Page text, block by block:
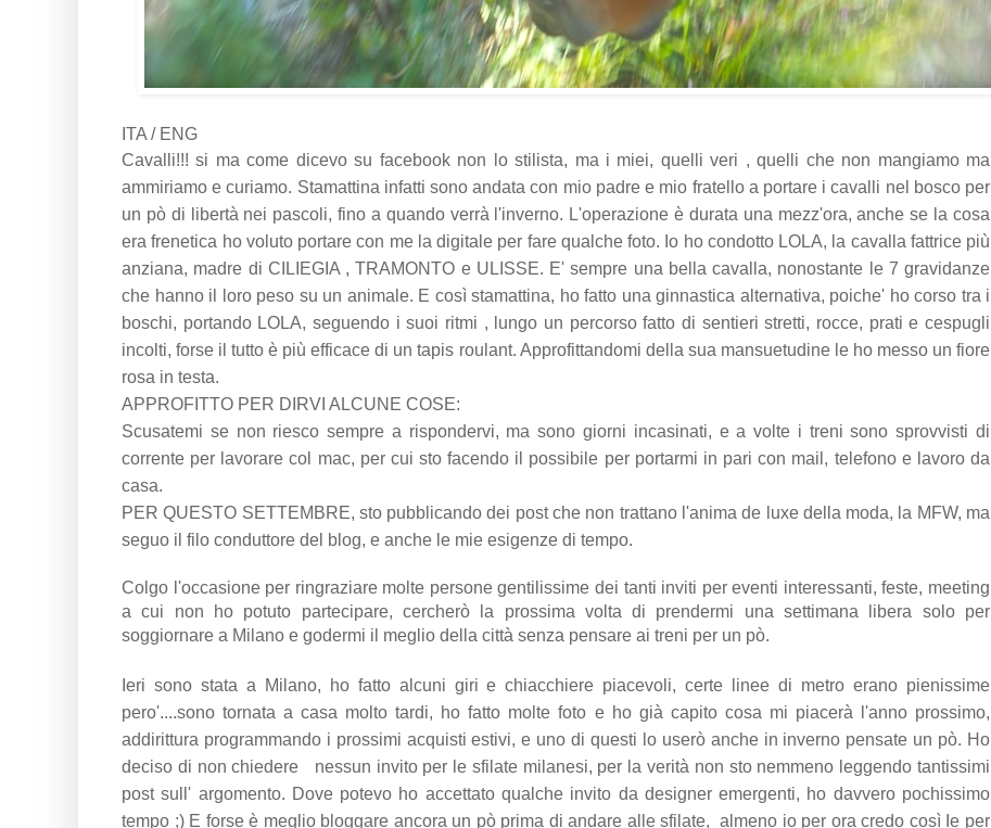
ITA / ENG
Cavalli!!! si ma come dicevo su facebook non lo stilista, ma i miei, quelli veri , quelli che non mangiamo ma
ammiriamo e curiamo. Stamattina infatti sono andata con mio padre e mio fratello a portare i cavalli nel bosco per
un pò di libertà nei pascoli, fino a quando verrà l'inverno. L'operazione è durata una mezz'ora, anche se la cosa
era frenetica ho voluto portare con me la digitale per fare qualche foto. Io ho condotto LOLA, la cavalla fattrice più
anziana, madre di CILIEGIA , TRAMONTO e ULISSE. E' sempre una bella cavalla, nonostante le 7 gravidanze
che hanno il loro peso su un animale. E così stamattina, ho fatto una ginnastica alternativa, poiche' ho corso tra i
boschi, portando LOLA, seguendo i suoi ritmi , lungo un percorso fatto di sentieri stretti, rocce, prati e cespugli
incolti, forse il tutto è più efficace di un tapis roulant. Approfittandomi della sua mansuetudine le ho messo un fiore
rosa in testa.
APPROFITTO PER DIRVI ALCUNE COSE:
Scusatemi se non riesco sempre a rispondervi, ma sono giorni incasinati, e a volte i treni sono sprovvisti di
corrente per lavorare col mac, per cui sto facendo il possibile per portarmi in pari con mail, telefono e lavoro da
casa.
PER QUESTO SETTEMBRE, sto pubblicando dei post che non trattano l'anima de luxe della moda, la MFW, ma
seguo il filo conduttore del blog, e anche le mie esigenze di tempo.
Colgo l'occasione per ringraziare molte persone gentilissime dei tanti inviti per eventi interessanti, feste, meeting
a cui non ho potuto partecipare, cercherò la prossima volta di prendermi una settimana libera solo per
soggiornare a Milano e godermi il meglio della città senza pensare ai treni per un pò.
Ieri sono stata a Milano, ho fatto alcuni giri e chiacchiere piacevoli, certe linee di metro erano pienissime
pero'....sono tornata a casa molto tardi, ho fatto molte foto e ho già capito cosa mi piacerà l'anno prossimo,
addirittura programmando i prossimi acquisti estivi, e uno di questi lo userò anche in inverno pensate un pò. Ho
deciso di non chiedere nessun invito per le sfilate milanesi, per la verità non sto nemmeno leggendo tantissimi
post sull' argomento. Dove potevo ho accettato qualche invito da designer emergenti, ho davvero pochissimo
tempo ;) E forse è meglio bloggare ancora un pò prima di andare alle sfilate, almeno io per ora credo così Ie per